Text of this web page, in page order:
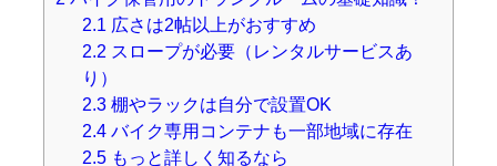
2.1 広さは2帖以上がおすすめ
2.2 スロープが必要（レンタルサービスあ
り）
2.3棚やラックは自分で設置OK
2.4バイク専用コンテナも一部地域に存在
2.5もっと詳しく知るなら